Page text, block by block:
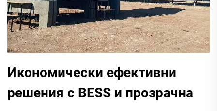
Икономически ефективни
решения с BESS и прозрачна